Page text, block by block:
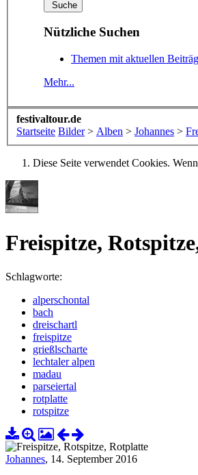
Nützliche Suchen
Themen mit aktuellen
Mehr...
festivaltour.de
Startseite Bilder > Alben > Johannes >
Diese Seite verwendet Cookies.
Freispitze,
Schlagworte:
alperschontal
bach
dreischartl
freispitze
grießlscharte
lechtaler alpen
madau
parseiertal
rotplatte
rotspitze
Johannes, 14. September 2016